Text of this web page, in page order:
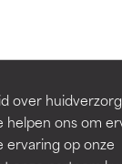
over
helpen ons om
ervaring op onze